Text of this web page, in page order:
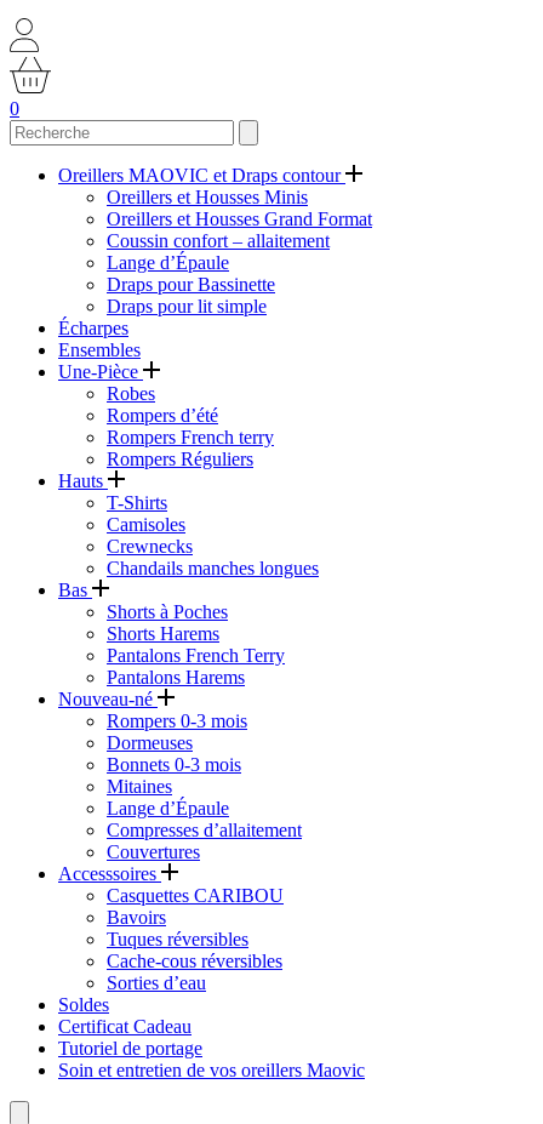
0
Oreillers MAOVIC et Draps contour
Oreillers et Housses Minis
Oreillers et Housses Grand Format
Coussin confort – allaitement
Lange d’Épaule
Draps pour Bassinette
Draps pour lit simple
Écharpes
Ensembles
Une-Pièce
Robes
Rompers d’été
Rompers French terry
Rompers Réguliers
Hauts
T-Shirts
Camisoles
Crewnecks
Chandails manches longues
Bas
Shorts à Poches
Shorts Harems
Pantalons French Terry
Pantalons Harems
Nouveau-né
Rompers 0-3 mois
Dormeuses
Bonnets 0-3 mois
Mitaines
Lange d’Épaule
Compresses d’allaitement
Couvertures
Accesssoires
Casquettes CARIBOU
Bavoirs
Tuques réversibles
Cache-cous réversibles
Sorties d’eau
Soldes
Certificat Cadeau
Tutoriel de portage
Soin et entretien de vos oreillers Maovic